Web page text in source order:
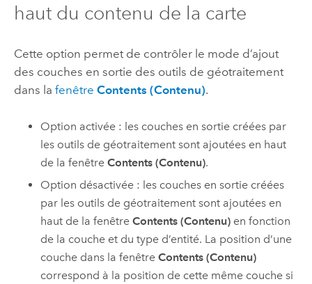
haut du contenu de la carte
Cette option permet de contrôler le mode d’ajout
des couches en sortie des outils de géotraitement
dans la fenêtre Contents (Contenu).
Option activée : les couches en sortie créées par
les outils de géotraitement sont ajoutées en haut
de la fenêtreContents (Contenu).
Option désactivée : les couches en sortie créées
par les outils de géotraitement sont ajoutées en
haut de la fenêtreContents (Contenu) en fonction
de la couche et du type d’entité. La position d’une
couche dans la fenêtreContents (Contenu)
correspond à la position de cette même couche si